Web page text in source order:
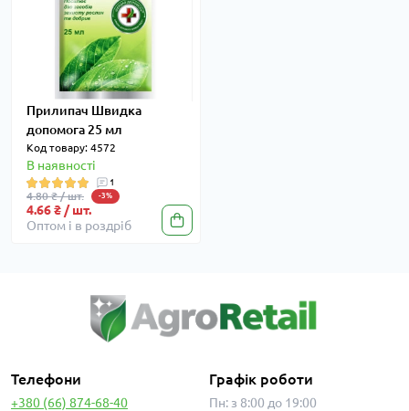
Прилипач Швидка
допомога 25 мл
Код товару: 4572
В наявності
1
4.80 ₴ / шт. -3%
4.66 ₴ / шт.
Оптом і в роздріб
Телефони
+380 (66) 874-68-40
Графік роботи
Пн: з 8:00 до 19:00